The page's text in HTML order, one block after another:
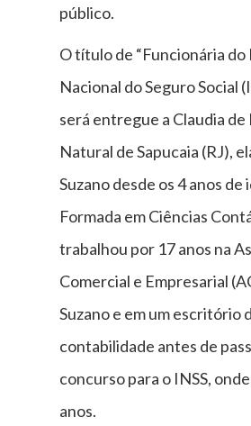
público.
O título de “Funcionária
Nacional do Seguro Social
será entregue a Claudia de
Natural de Sapucaia (RJ),
Suzano desde os 4 anos de
Formada em Ciências
trabalhou por 17 anos na
Comercial e Empresarial
Suzano e em um escritório
contabilidade antes de
concurso para o INSS,
anos.